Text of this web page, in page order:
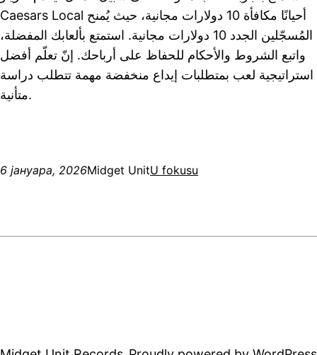
Caesars Local أحيانًا مكافأة 10 دولارات مجانية، حيث يُمنح
المُسجّلين الجدد 10 دولارات مجانية. استمتع بألعابك المفضلة،
واتبع الشروط والأحكام للحفاظ على أرباحك. إنّ تعلّم أفضل
استراتيجية لعب بمتطلبات إيداع منخفضة مهمة تتطلب دراسة
متأنية.
6 јануара, 2026Midget UnitU fokusu